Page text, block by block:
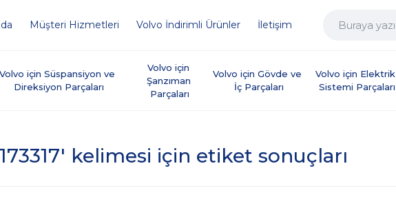
Müşteri Hizmetleri Volvo İndirimli Ürünler İletişim
Volvo için Süspansiyon ve
Direksiyon Parçaları
Volvo için
Şanzıman
Parçaları
Volvo için Gövde ve
İç Parçaları
Volvo için Elektrik
Sistemi Parçaları
kelimesi için etiket sonuçları